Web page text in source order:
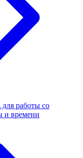
работы со
и времени